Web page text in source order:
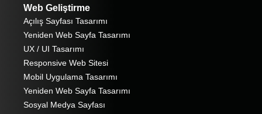
Web Geliştirme
Açılış Sayfası Tasarımı
Yeniden Web Sayfa Tasarımı
UX / UI Tasarımı
Responsive Web Sitesi
Mobil Uygulama Tasarımı
Yeniden Web Sayfa Tasarımı
Sosyal Medya Sayfası